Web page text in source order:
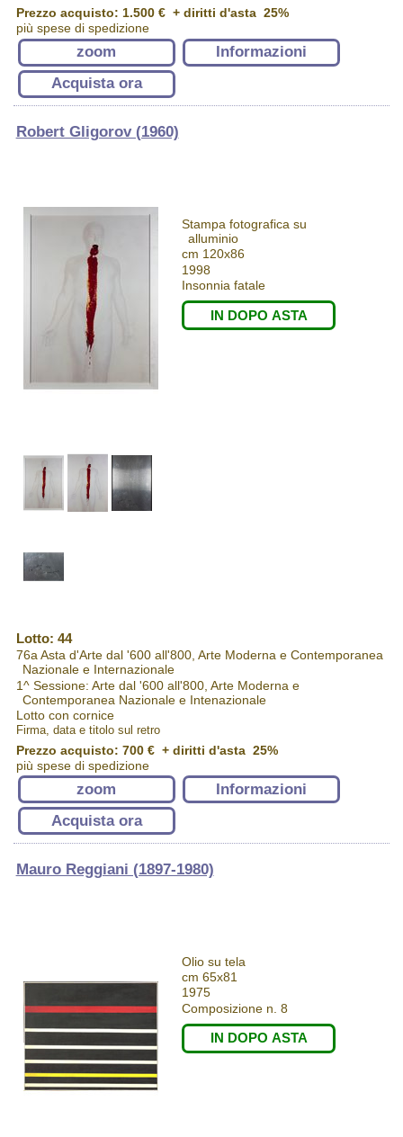
Prezzo acquisto: 1.500 €+ diritti d'asta 25%
più spese di spedizione
zoom
Informazioni
Acquista ora
Robert Gligorov (1960)
Stampa fotografica su
alluminio
cm 120x86
1998
Insonnia fatale
IN DOPO ASTA
Lotto: 44
76a Asta d'Arte dal '600 all'800, Arte Moderna e Contemporanea
Nazionale e Internazionale
1^ Sessione: Arte dal '600 all'800, Arte Moderna e
Contemporanea Nazionale e Intenazionale
Lotto con cornice
Firma, data e titolo sul retro
Prezzo acquisto: 700 €+ diritti d'asta 25%
più spese di spedizione
zoom
Informazioni
Acquista ora
Mauro Reggiani (1897-1980)
Olio su tela
cm 65x81
1975
Composizione n. 8
IN DOPO ASTA